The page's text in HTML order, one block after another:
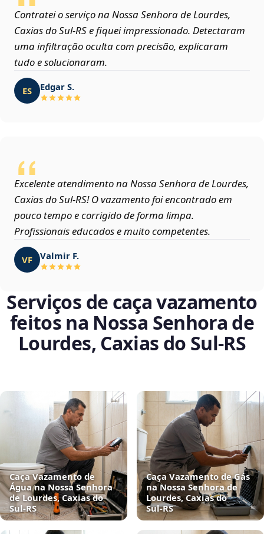
Contratei o serviço na Nossa Senhora de Lourdes,
Caxias do Sul‑RS e fiquei impressionado. Detectaram
uma infiltração oculta com precisão, explicaram
tudo e solucionaram.
ES Edgar S.
Excelente atendimento na Nossa Senhora de Lourdes,
Caxias do Sul‑RS! O vazamento foi encontrado em
pouco tempo e corrigido de forma limpa.
Profissionais educados e muito competentes.
VF Valmir F.
Serviços de caça vazamento
feitos na Nossa Senhora de
Lourdes, Caxias do Sul‑RS
Caça Vazamento de
Água na Nossa Senhora
de Lourdes, Caxias do
Sul‑RS
Caça Vazamento de Gás
na Nossa Senhora de
Lourdes, Caxias do
Sul‑RS